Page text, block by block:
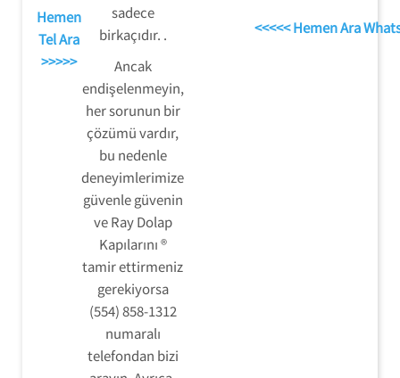
Hemen
Tel Ara
>>>>>
sadece
birkaçıdır. .
Ancak
endişelenmeyin,
her sorunun bir
çözümü vardır,
bu nedenle
deneyimlerimize
güvenle güvenin
ve Ray Dolap
Kapılarını ®
tamir ettirmeniz
gerekiyorsa
(554) 858-1312
numaralı
telefondan bizi
<<<<< Hemen Ara